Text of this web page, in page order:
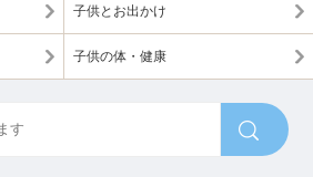
子供とお出かけ
子供の体・健康